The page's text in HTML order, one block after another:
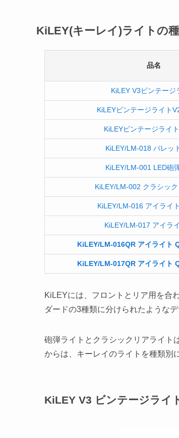
KiLEY(キーレイ)ライトの
品名
KiLEY V3ビンテージ
KiLEYビンテージライト
KiLEYビンテージライ
KiLEY/LM-018 バレッ
KiLEY/LM-001 LED砲
KiLEY/LM-002 クラシック
KiLEY/LM-016 アイライ
KiLEY/LM-017 アイラ
KiLEY/LM-016QR アイライト
KiLEY/LM-017QR アイライト
KiLEYには、フロントとリア用を合
ダードの3種類に分けられたような
砲弾ライトとクラシックリアライト
からは、キーレイのライトを種類別
KiLEY V3 ビンテージラ